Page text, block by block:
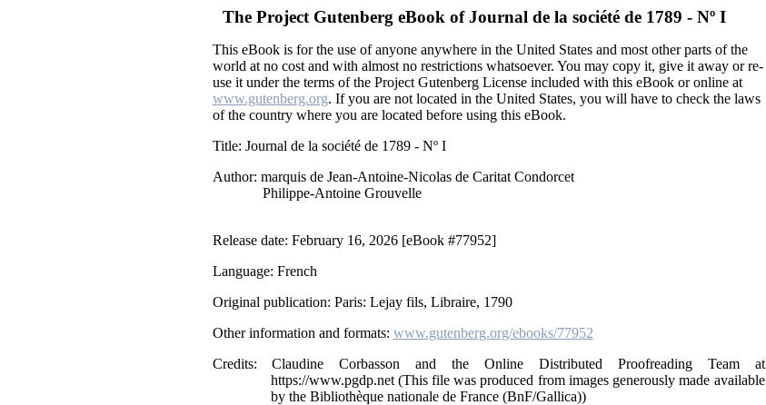
The Project Gutenberg eBook ofJournal de la société de 1789 - Nº I
This eBook is for the use of anyone anywhere in the United States and most other parts of the
world at no cost and with almost no restrictions whatsoever. You may copy it, give it away or re-
use it under the terms of the Project Gutenberg License included with this eBook or online at
www.gutenberg.org. If you are not located in the United States, you will have to check the laws
of the country where you are located before using this eBook.
Title: Journal de la société de 1789 - Nº I
Author: marquis de Jean-Antoine-Nicolas de Caritat Condorcet
Philippe-Antoine Grouvelle
Release date: February 16, 2026 [eBook #77952]
Language: French
Original publication: Paris: Lejay fils, Libraire, 1790
Other information and formats: www.gutenberg.org/ebooks/77952
Credits: Claudine Corbasson and the Online Distributed Proofreading Team at
https://www.pgdp.net (This file was produced from images generously made available
by the Bibliothèque nationale de France (BnF/Gallica))